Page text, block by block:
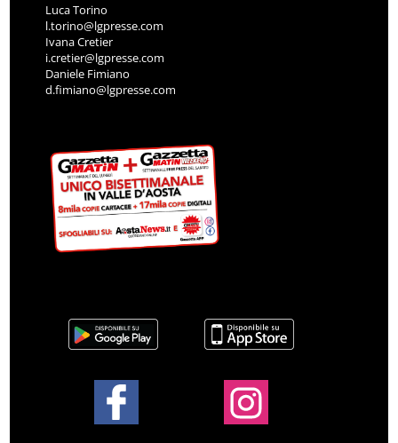
Luca Torino
l.torino@lgpresse.com
Ivana Cretier
i.cretier@lgpresse.com
Daniele Fimiano
d.fimiano@lgpresse.com